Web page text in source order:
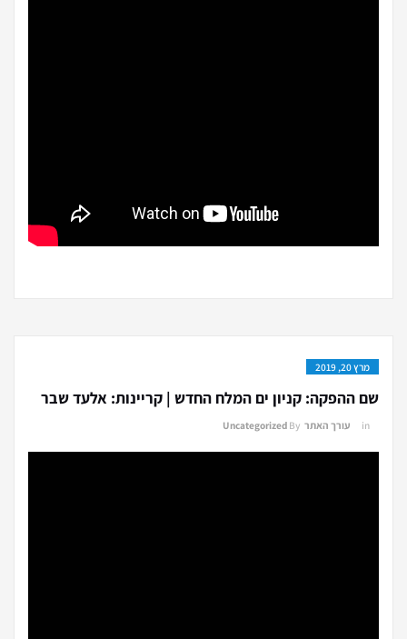
מרץ 20, 2019
שם ההפקה: קניון ים המלח החדש | קריינות: אלעד שבר
By עורך האתר in
Uncategorized